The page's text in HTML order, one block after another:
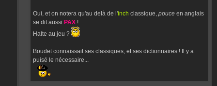
Oui, et on notera qu'au delà de l'inch classique, pouce en anglais
se dit aussi PAX !
Halte au jeu ?
Boudet connaissait ses classiques, et ses dictionnaires ! Il y a
puisé le nécessaire...